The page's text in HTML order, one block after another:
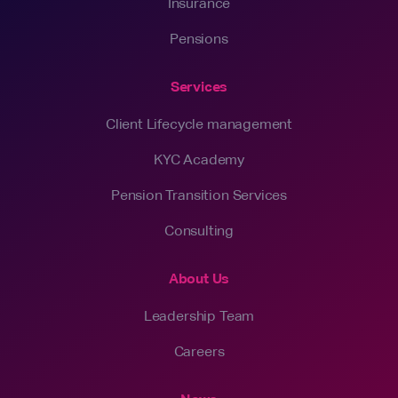
Pensions
Services
Client Lifecycle management
KYC Academy
Pension Transition Services
Consulting
About Us
Leadership Team
Careers